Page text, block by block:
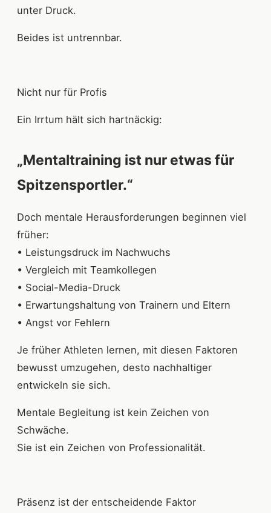
unter Druck.
Beides ist untrennbar.
Nicht nur für Profis
Ein Irrtum hält sich hartnäckig:
„Mentaltraining ist nur etwas für
Spitzensportler.“
Doch mentale Herausforderungen beginnen viel
früher:
• Leistungsdruck im Nachwuchs
• Vergleich mit Teamkollegen
• Social-Media-Druck
• Erwartungshaltung von Trainern und Eltern
• Angst vor Fehlern
Je früher Athleten lernen, mit diesen Faktoren
bewusst umzugehen, desto nachhaltiger
entwickeln sie sich.
Mentale Begleitung ist kein Zeichen von
Schwäche.
Sie ist ein Zeichen von Professionalität.
Präsenz ist der entscheidende Faktor